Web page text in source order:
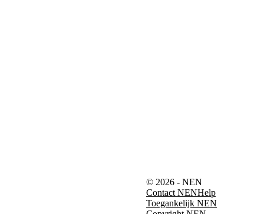
© 2026 - NEN
Contact NENHelp
Toegankelijk NEN